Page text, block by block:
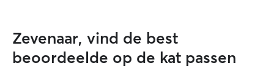
Zevenaar, vind de best
beoordeelde op de kat passen